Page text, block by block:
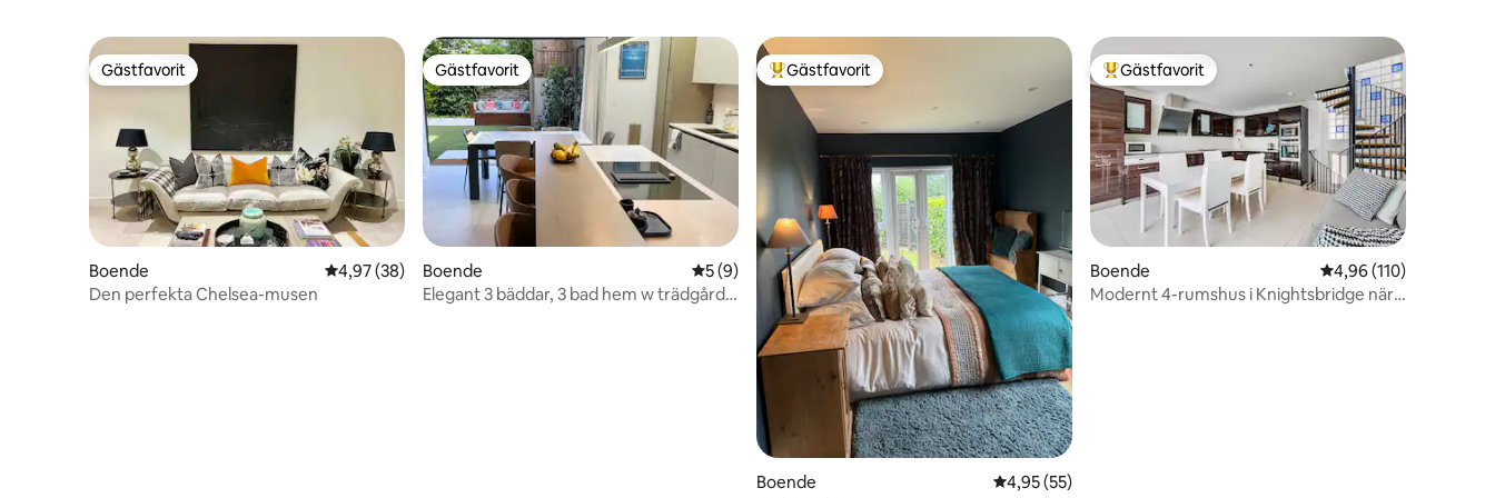
Gästfavorit
Gästfavorit
Boende 4,97 av 5 i genomsnittligt betyg, 38 omdömen
4,97 (38)
Den perfekta Chelsea-musen
Gästfavorit
Gästfavorit
Boende 5 av 5 i genomsnittligt betyg, 9 omdömen
5 (9)
Elegant 3 bäddar, 3 bad hem w trädgård,
Populär gästfavorit
Gästfavorit
Boende 4,95 av 5 i genomsnittligt betyg, 55 omdömen
4,95 (55)
Populär gästfavorit
Gästfavorit
Boende 4,96 av 5 i
4,96 (110)
Modernt 4-rumshus i Knightsbridge nära